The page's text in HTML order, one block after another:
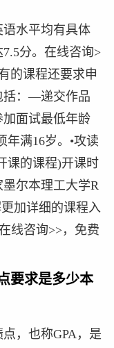
水平均有具体
分。在线咨询>
的课程还要求申
括：—递交作品
面试最低年龄
年满16岁。•攻读
课的课程)开课时
尔本理工大学R
加详细的课程入
线咨询>>，免费
要求是多少本
，也称GPA，是